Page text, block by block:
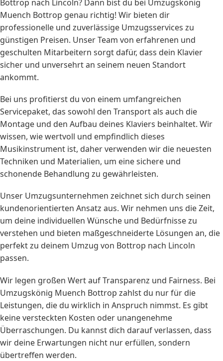
Bottrop nach Lincoln? Dann bist du bei Umzugskönig
Muench Bottrop genau richtig! Wir bieten dir
professionelle und zuverlässige Umzugsservices zu
günstigen Preisen. Unser Team von erfahrenen und
geschulten Mitarbeitern sorgt dafür, dass dein Klavier
sicher und unversehrt an seinem neuen Standort
ankommt.
Bei uns profitierst du von einem umfangreichen
Servicepaket, das sowohl den Transport als auch die
Montage und den Aufbau deines Klaviers beinhaltet. Wir
wissen, wie wertvoll und empfindlich dieses
Musikinstrument ist, daher verwenden wir die neuesten
Techniken und Materialien, um eine sichere und
schonende Behandlung zu gewährleisten.
Unser Umzugsunternehmen zeichnet sich durch seinen
kundenorientierten Ansatz aus. Wir nehmen uns die Zeit,
um deine individuellen Wünsche und Bedürfnisse zu
verstehen und bieten maßgeschneiderte Lösungen an, die
perfekt zu deinem Umzug von Bottrop nach Lincoln
passen.
Wir legen großen Wert auf Transparenz und Fairness. Bei
Umzugskönig Muench Bottrop zahlst du nur für die
Leistungen, die du wirklich in Anspruch nimmst. Es gibt
keine versteckten Kosten oder unangenehme
Überraschungen. Du kannst dich darauf verlassen, dass
wir deine Erwartungen nicht nur erfüllen, sondern
übertreffen werden.